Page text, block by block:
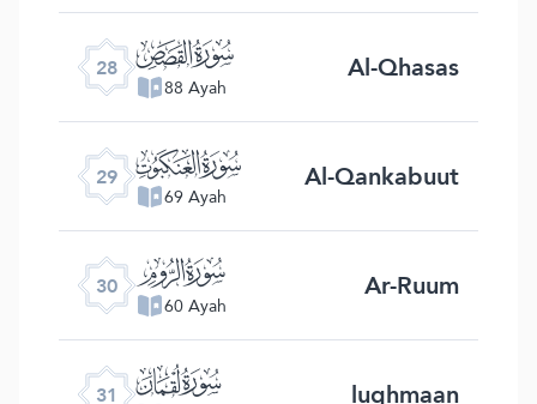
28 ﮨ
88 Ayah Al-Qhasas
29 ﮩ
69 Ayah Al-Qankabuut
30 ﮪ
60 Ayah Ar-Ruum
31 ﮫ luqhmaan